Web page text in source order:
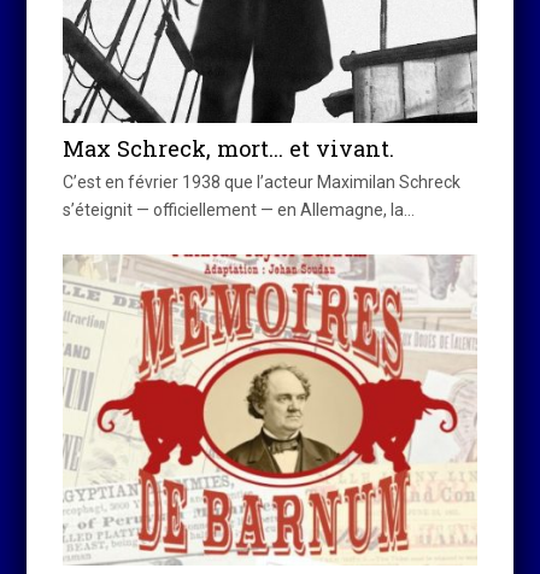
Max Schreck, mort… et vivant.
C’est en février 1938 que l’acteur Maximilan Schreck
s’éteignit — officiellement — en Allemagne, la…